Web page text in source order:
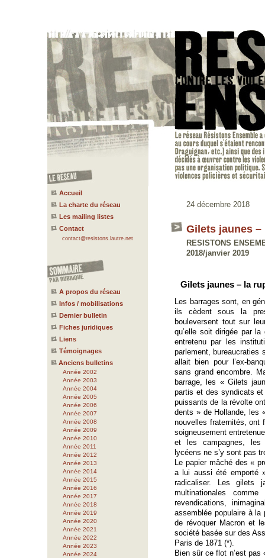
Accueil
La charte du réseau
Les mailing listes
Contact
contact@resistons.lautre.net
A propos du réseau
Infos / mobilisations
Dernier bulletin
Fiches juridiques
Liens
Témoignages
Anciens bulletins
Année 2002
Année 2003
Année 2004
Année 2005
Année 2006
Année 2007
Année 2008
Année 2009
Année 2010
Année 2011
Année 2012
Année 2013
Année 2014
Année 2015
Année 2016
Année 2017
Année 2018
Année 2019
Année 2020
Année 2021
Année 2022
Année 2023
Année 2024
24 décembre 2018
Gilets jaunes
RESISTONS
2018/janvier 2019
Gilets jaunes – la
Les barrages sont, en
ils cèdent sous la
bouleversent tout sur
qu’elle soit dirigée par
entretenu par les
parlement,
allait bien pour l’ex-
sans grand encombre.
barrage, les « Gilets
partis et des syndicats
puissants de la révolte
dents » de Hollande, les
nouvelles fraternités, ont
soigneusement
et les campagnes, les
lycéens ne s’y sont pas
Le papier mâché des «
a lui aussi été emporté
radicaliser. Les gilets
multinationales
revendications,
assemblée populaire à la
de révoquer Macron et
société basée sur des
Paris de 1871 (*).
Bien sûr ce flot n’est pas